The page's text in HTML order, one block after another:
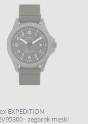
EXPEDITION
- zegarek męski